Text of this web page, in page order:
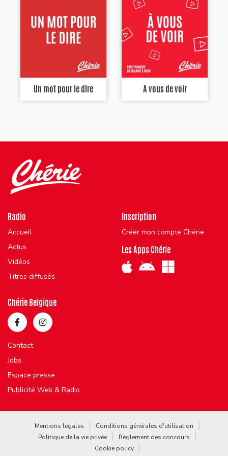
Un mot pour le dire A vous de voir
Radio
Accueil
Actus
Vidéos
Titres diffusés
Inscription
Créer mon compte Chérie
Les Apps Chérie
Chérie Belgique
Contact
Jobs
Espace presse
Publicité Web & Radio
Mentions légales
Conditions générales d'utilisation
Politique de la vie privée
Règlement des concours
Cookie policy